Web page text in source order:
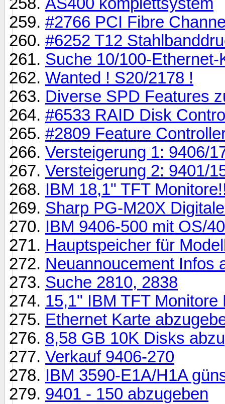
#2766 PCI Fibre
#6252 T12
Suche 10/100-Ethernet-
Wanted ! S20/2178 !
Diverse SPD Features
#6533 RAID Disk
#2809 Feature
Versteigerung 1: 9406/
Versteigerung 2: 9401/
IBM 18,1" TFT
Sharp PG-M20X
IBM 9406-500 mit OS/
Hauptspeicher für
Neuannoucement Infos
Suche 2810, 2838
15,1" IBM TFT
Ethernet Karte
8,58 GB 10K Disks
Verkauf 9406-270
IBM 3590-E1A/H1A
9401 - 150 abzugeben